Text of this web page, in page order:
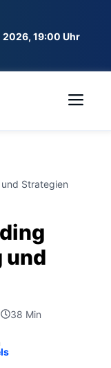
19:00 Uhr
Strategien
und
38 Min